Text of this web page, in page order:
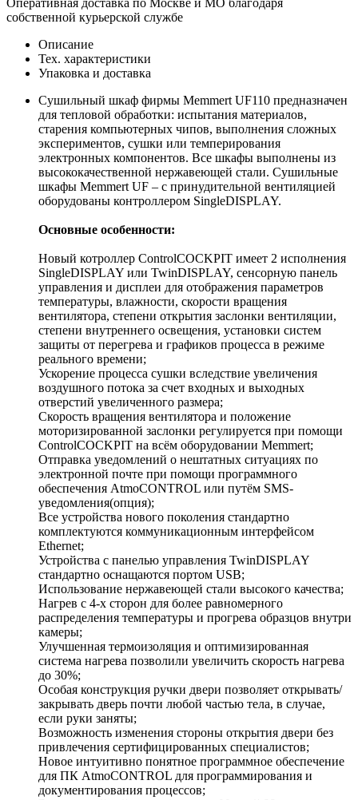
Оперативная доставка по Москве и МО благодаря
собственной курьерской службе
Описание
Тех. характеристики
Упаковка и доставка
Сушильный шкаф фирмы Memmert UF110 предназначен
для тепловой обработки: испытания материалов,
старения компьютерных чипов, выполнения сложных
экспериментов, сушки или темперирования
электронных компонентов. Все шкафы выполнены из
высококачественной нержавеющей стали. Сушильные
шкафы Memmert UF – с принудительной вентиляцией
оборудованы контроллером SingleDISPLAY.
Основные особенности:
Новый котроллер ControlCOCKPIT имеет 2 исполнения
SingleDISPLAY или TwinDISPLAY, сенсорную панель
управления и дисплеи для отображения параметров
температуры, влажности, скорости вращения
вентилятора, степени открытия заслонки вентиляции,
степени внутреннего освещения, установки систем
защиты от перегрева и графиков процесса в режиме
реального времени;
Ускорение процесса сушки вследствие увеличения
воздушного потока за счет входных и выходных
отверстий увеличенного размера;
Скорость вращения вентилятора и положение
моторизированной заслонки регулируется при помощи
ControlCOCKPIT на всём оборудовании Memmert;
Отправка уведомлений о нештатных ситуациях по
электронной почте при помощи программного
обеспечения AtmoCONTROL или путём SMS-
уведомления(опция);
Все устройства нового поколения стандартно
комплектуются коммуникационным интерфейсом
Ethernet;
Устройства с панелью управления TwinDISPLAY
стандартно оснащаются портом USB;
Использование нержавеющей стали высокого качества;
Нагрев с 4-х сторон для более равномерного
распределения температуры и прогрева образцов внутри
камеры;
Улучшенная термоизоляция и оптимизированная
система нагрева позволили увеличить скорость нагрева
до 30%;
Особая конструкция ручки двери позволяет открывать/
закрывать дверь почти любой частью тела, в случае,
если руки заняты;
Возможность изменения стороны открытия двери без
привлечения сертифицированных специалистов;
Новое интуитивно понятное программное обеспечение
для ПК AtmoCONTROL для программирования и
документирования процессов;